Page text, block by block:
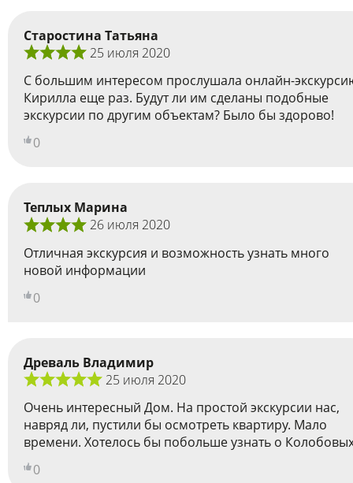
Старостина Татьяна
25 июля 2020
С большим интересом прослушала онлайн-
Кирилла еще раз. Будут ли им сделаны подобные
экскурсии по другим объектам? Было бы здорово!
0
Теплых Марина
26 июля 2020
Отличная экскурсия и возможность узнать много
новой информации
0
Древаль Владимир
25 июля 2020
Очень интересный Дом. На простой экскурсии нас,
навряд ли, пустили бы осмотреть квартиру. Мало
времени. Хотелось бы побольше узнать о
0